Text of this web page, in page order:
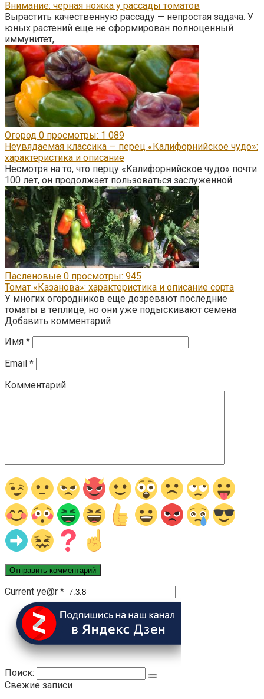
Внимание: черная ножка у рассады томатов
Вырастить качественную рассаду — непростая задача. У
юных растений еще не сформирован полноценный
иммунитет,
Огород 0 просмотры: 1 089
Неувядаемая классика — перец «Калифорнийское чудо»:
характеристика и описание
Несмотря на то, что перцу «Калифорнийское чудо» почти
100 лет, он продолжает пользоваться заслуженной
Пасленовые 0 просмотры: 945
Томат «Казанова»: характеристика и описание сорта
У многих огородников еще дозревают последние
томаты в теплице, но они уже подыскивают семена
Добавить комментарий
Имя *
Email *
Комментарий
Current ye@r *
Поиск:
Свежие записи